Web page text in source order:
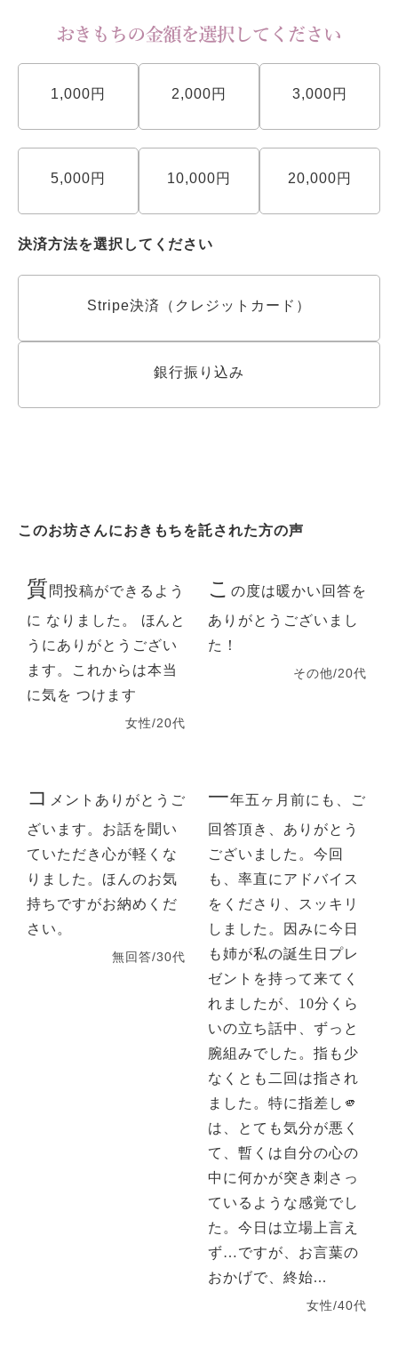
1,000円 2,000円 3,000円
5,000円 10,000円 20,000円
決済方法を選択してください
Stripe決済（クレジットカード）
銀行振り込み
このお坊さんにおきもちを託された方の声
質 問投稿ができるよう
に なりました。 ほんと
うにありがとうござい
ます。これからは本当
に気を つけます
女性/20代
こ の度は暖かい回答を
ありがとうございまし
た！
その他/20代
コ メントありがとうご
ざいます。お話を聞い
ていただき心が軽くな
りました。ほんのお気
持ちですがお納めくだ
さい。
無回答/30代
一年五ヶ月前にも、ご
回答頂き、ありがとう
ございました。今回
も、率直にアドバイス
をくださり、スッキリ
しました。因みに今日
も姉が私の誕生日プレ
ゼントを持って来てく
れましたが、10分くら
いの立ち話中、ずっと
腕組みでした。指も少
なくとも二回は指され
ました。特に指差し🫵
は、とても気分が悪く
て、暫くは自分の心の
中に何かが突き刺さっ
ているような感覚でし
た。今日は立場上言え
ず…ですが、お言葉の
おかげで、終始...
女性/40代